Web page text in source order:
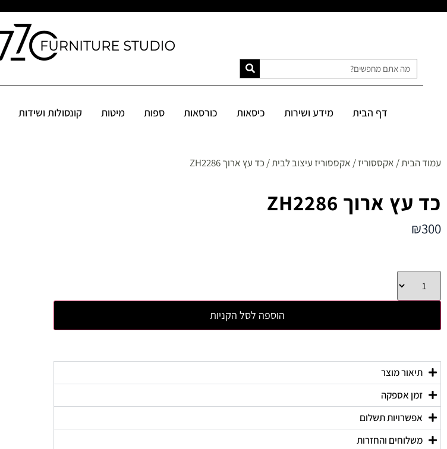
דף הבית מידע ושירות כיסאות כורסאות ספות מיטות קונסולות ושידות
עמוד הבית/ אקססוריז/ אקססוריז עיצוב לבית/ כד עץ ארוך ZH2286
כד עץ ארוך ZH2286
₪300
הוספה לסל הקניות
תיאור מוצר
זמן אספקה
אפשרויות תשלום
משלוחים והחזרות